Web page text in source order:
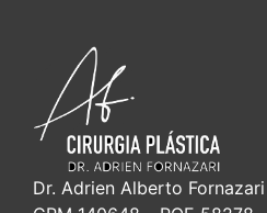
Dr. Adrien Alberto Fornazari